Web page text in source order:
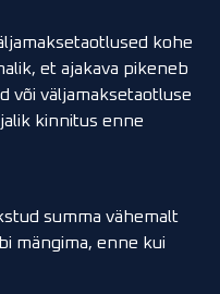
kohe
et ajakava pikeneb
või väljamaksetaotluse
kinnitus enne
summa vähemalt
mängima, enne kui